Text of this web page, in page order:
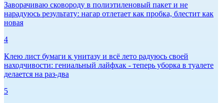
Заворачиваю сковороду в полиэтиленовый пакет и не
нарадуюсь результату: нагар отлетает как пробка, блестит как
новая
4
Клею лист бумаги к унитазу и всё лето радуюсь своей
находчивости: гениальный лайфхак - теперь уборка в туалете
делается на раз-два
5